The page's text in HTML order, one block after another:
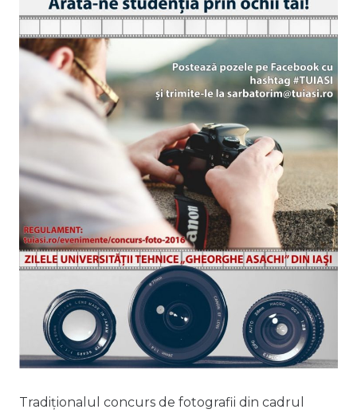
Tradiționalul concurs de fotografii din cadrul